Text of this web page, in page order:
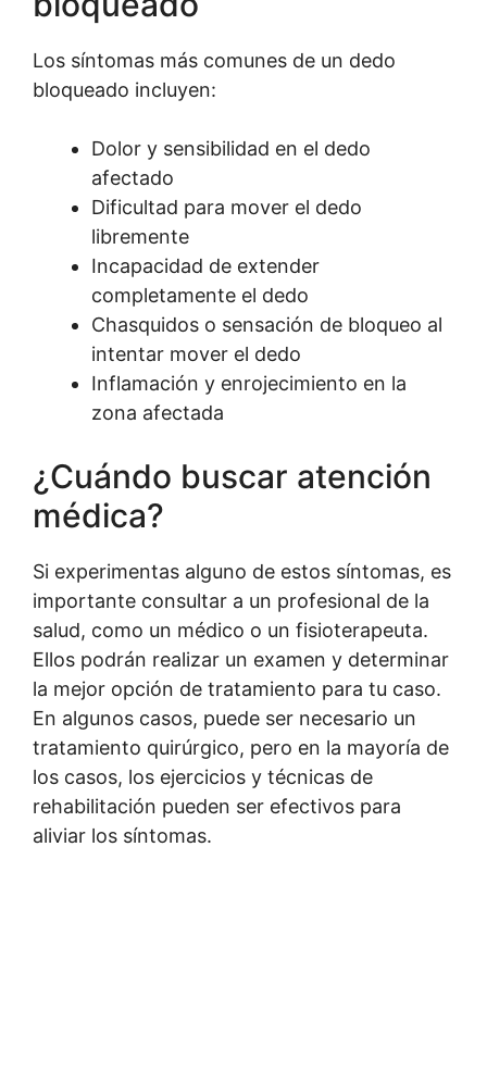
Los síntomas más comunes de un dedo
bloqueado incluyen:
Dolor y sensibilidad en el dedo
afectado
Dificultad para mover el dedo
libremente
Incapacidad de extender
completamente el dedo
Chasquidos o sensación de bloqueo al
intentar mover el dedo
Inflamación y enrojecimiento en la
zona afectada
¿Cuándo buscar atención
médica?
Si experimentas alguno de estos síntomas, es
importante consultar a un profesional de la
salud, como un médico o un fisioterapeuta.
Ellos podrán realizar un examen y determinar
la mejor opción de tratamiento para tu caso.
En algunos casos, puede ser necesario un
tratamiento quirúrgico, pero en la mayoría de
los casos, los ejercicios y técnicas de
rehabilitación pueden ser efectivos para
aliviar los síntomas.